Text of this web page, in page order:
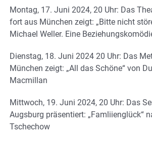
Montag, 17. Juni 2024, 20 Uhr: Das
fort aus München zeigt: „Bitte nicht
Michael Weller. Eine
Dienstag, 18. Juni 2024 20 Uhr: Das
München zeigt: „All das Schöne“ von
Macmillan
Mittwoch, 19. Juni 2024, 20 Uhr: Das
Augsburg präsentiert: „Famliienglück“
Tschechow